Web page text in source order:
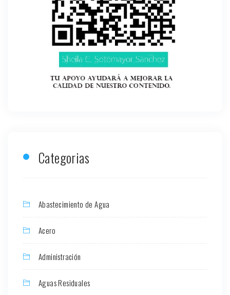
Categorias
Abastecimiento de Agua
Acero
Administración
Aguas Residuales